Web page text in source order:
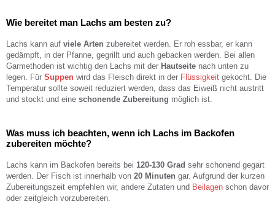
Wie bereitet man Lachs am besten zu?
Lachs kann auf viele Arten zubereitet werden. Er roh essbar, er kann
gedämpft, in der Pfanne, gegrillt und auch gebacken werden. Bei allen
Garmethoden ist wichtig den Lachs mit der Hautseite nach unten zu
legen. Für Suppen wird das Fleisch direkt in der Flüssigkeit gekocht. Die
Temperatur sollte soweit reduziert werden, dass das Eiweiß nicht austritt
und stockt und eine schonende Zubereitung möglich ist.
Was muss ich beachten, wenn ich Lachs im Backofen
zubereiten möchte?
Lachs kann im Backofen bereits bei 120-130 Grad sehr schonend gegart
werden. Der Fisch ist innerhalb von 20 Minuten gar. Aufgrund der kurzen
Zubereitungszeit empfehlen wir, andere Zutaten und Beilagen schon davor
oder zeitgleich vorzubereiten.